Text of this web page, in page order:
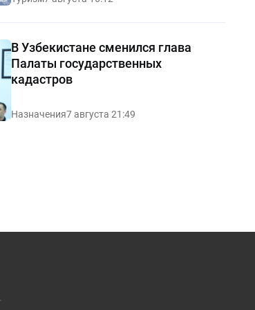
В Узбекистане сменился глава
Палаты государственных
кадастров
Назначения7 августа 21:49